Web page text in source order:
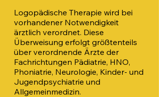
Logopädische Therapie wird bei
vorhandener Notwendigkeit
ärztlich verordnet. Diese
Überweisung erfolgt größtenteils
über verordnende Ärzte der
Fachrichtungen Pädiatrie, HNO,
Phoniatrie, Neurologie, Kinder- und
Jugendpsychiatrie und
Allgemeinmedizin.